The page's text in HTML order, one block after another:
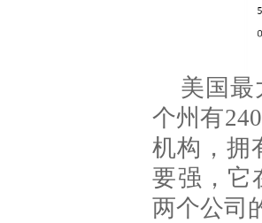
美国最
个州有
机构，拥
要强，它
两个公司